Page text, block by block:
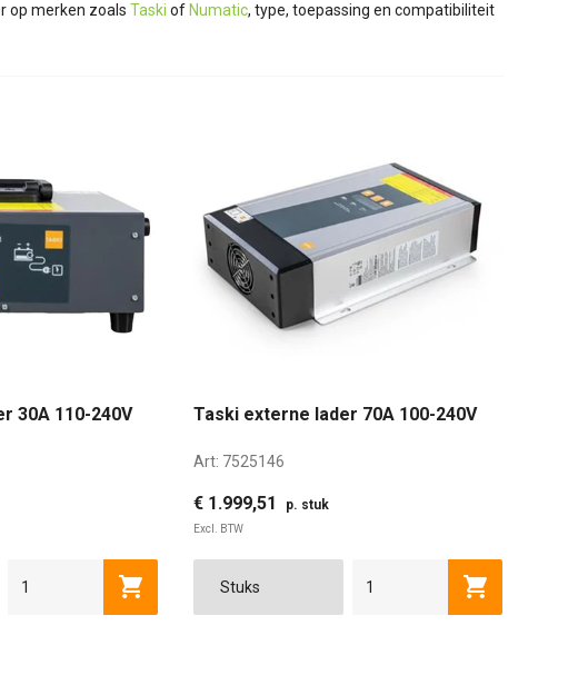
op merken zoals Taski of Numatic, type, toepassing en compatibiliteit
30A 110-240V
Toevoegen aan winkelwagen
Taski externe lader 70A 100-240V
Art: 7525146
€ 1.999,51 p. stuk
Excl. BTW
Toevoegen